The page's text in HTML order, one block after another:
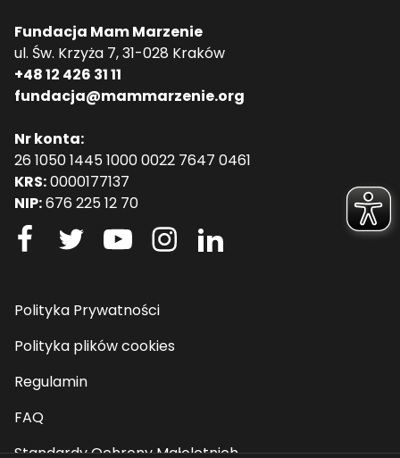
Fundacja Mam Marzenie
ul. Św. Krzyża 7, 31-028 Kraków
+48 12 426 31 11
fundacja@mammarzenie.org
Nr konta:
26 1050 1445 1000 0022 7647 0461
KRS:0000177137
NIP:676 225 12 70
Polityka Prywatności
Polityka plików cookies
Regulamin
FAQ
Standardy Ochrony Małoletnich